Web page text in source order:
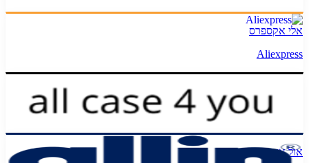
אלי אקספרס
Aliexpress
All Case 4 You
אול אין